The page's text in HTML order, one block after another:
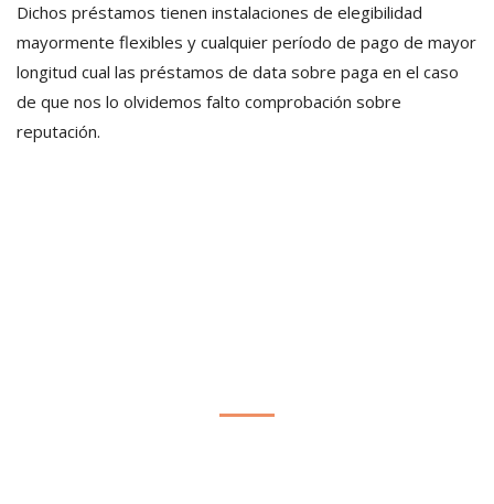
Dichos préstamos tienen instalaciones de elegibilidad
mayormente flexibles y cualquier período de pago de mayor
longitud cual las préstamos de data sobre paga en el caso
de que nos lo olvidemos falto comprobación sobre
reputación.